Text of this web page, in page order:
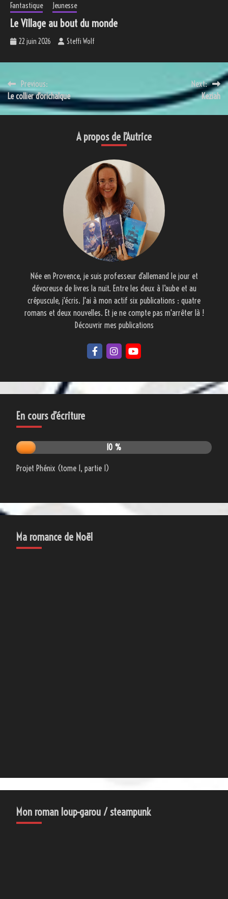
Fantastique Jeunesse
Le Village au bout du monde
22 juin 2026 Steffi Wolf
Navigation
de
Previous:
Le collier d’orichalque
Next:
Keziah
A propos de l’Autrice
Née en Provence, je suis professeur d’allemand le jour et
dévoreuse de livres la nuit. Entre les deux à l’aube et au
crépuscule, j'écris. J'ai à mon actif six publications : quatre
romans et deux nouvelles. Et je ne compte pas m'arrêter là !
Découvrir mes publications
En cours d’écriture
10 %
Projet Phénix (tome 1, partie 1)
Ma romance de Noël